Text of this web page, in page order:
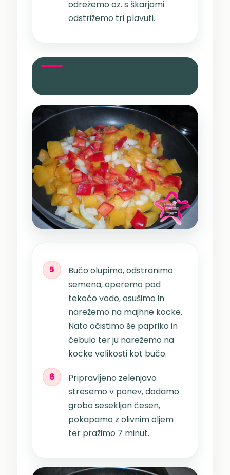
odrežemo oz. s škarjami
odstrižemo tri plavuti.
5
Bučo olupimo, odstranimo
semena, operemo pod
tekočo vodo, osušimo in
narežemo na majhne kocke.
Nato očistimo še papriko in
čebulo ter ju narežemo na
kocke velikosti kot bučo.
6
Pripravljeno zelenjavo
stresemo v ponev, dodamo
grobo sesekljan česen,
pokapamo z olivnim oljem
ter pražimo 7 minut.